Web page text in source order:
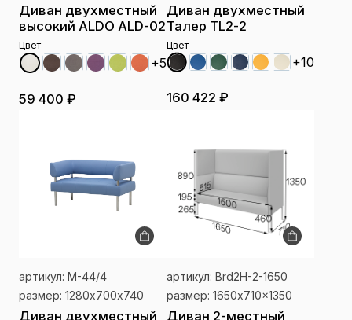
Диван двухместный
высокий ALDO ALD-02
Цвет
+5
59 400 ₽
Диван двухместный
Талер TL2-2
Цвет
+10
160 422 ₽
артикул: М-44/4
размер: 1280х700х740
Диван двухместный
артикул: Brd2H-2-1650
размер: 1650x710x1350
Диван 2-местный